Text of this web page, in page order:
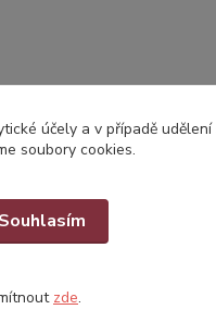
účely a v případě
soubory cookies.
Souhlasím
zde.